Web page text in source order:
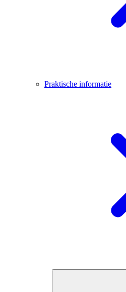
Praktische informatie